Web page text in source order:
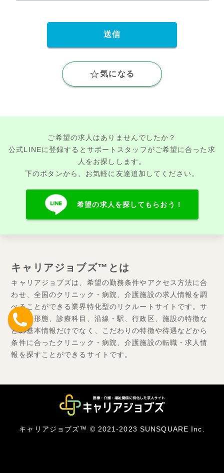
気になる
ご希望の求人はありませんでしたか？
公式LINEに登録するとサポートスタッフがご希望に合った求
人をお探しします。
下のボタンから、お気軽に友達追加してください。
希望の求人を探してもらおう！
キャリアジョブズ™とは
キャリアジョブズは、希望の勤務条件やアクセス方法に合
わせ、全国のクリニック・病院、介護施設の求人情報を調
べることができる業界特化型のリクルートサイトです。サ
ービス形態、診療科目、沿線・駅、行政区、施設の特徴な
どの基本情報だけでなく、こだわりの特徴や待遇などから
条件に合ったクリニック・病院、介護施設の転職・求人情
報を探すことができるサイトです。
キャリアジョブズ™ © 2021-2023 SUNSQUARE Inc.